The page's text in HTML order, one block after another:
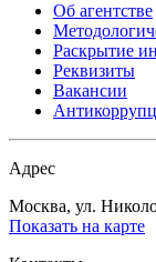
Об агентстве
Раскрытие
Реквизиты
Вакансии
Адрес
Москва, ул.
Показать на карте